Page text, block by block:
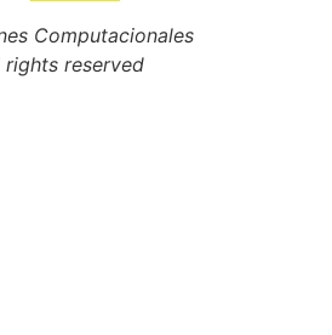
Computacionales
rights reserved